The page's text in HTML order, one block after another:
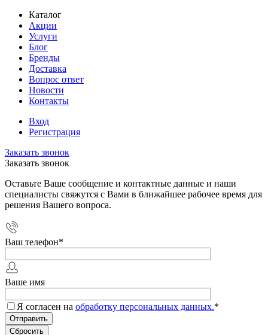
Каталог
Акции
Услуги
Блог
Бренды
Доставка
Вопрос ответ
Новости
Контакты
Вход
Регистрация
Заказать звонок
Заказать звонок
Оставьте Ваше сообщение и контактные данные и наши
специалисты свяжутся с Вами в ближайшее рабочее время для
решения Вашего вопроса.
Ваш телефон*
Ваше имя
Я согласен на обработку персональных данных.*